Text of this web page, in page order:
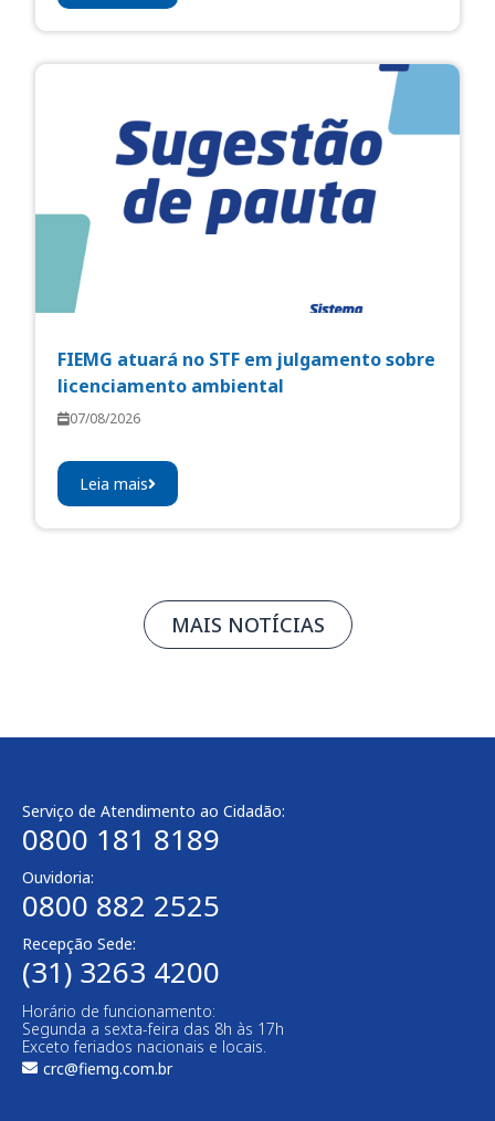
FIEMG atuará no STF em julgamento sobre
licenciamento ambiental
07/08/2026
Leia mais
MAIS NOTÍCIAS
Serviço de Atendimento ao Cidadão:
0800 181 8189
Ouvidoria:
0800 882 2525​
Recepção Sede:
(31) 3263 4200
Horário de funcionamento:
Segunda a sexta-feira das 8h às 17h
Exceto feriados nacionais e locais.
crc@fiemg.com.br